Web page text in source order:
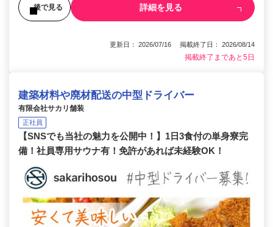
後で見る 詳細を見る
更新日： 2026/07/16 掲載終了日： 2026/08/14
掲載終了まであと5日
建築材料や廃材配送の中型ドライバー
有限会社サカリ舗装
正社員
【SNSでも当社の魅力を公開中！】1日3食付の単身寮完
備！社員専用サウナ有！免許があれば未経験OK！